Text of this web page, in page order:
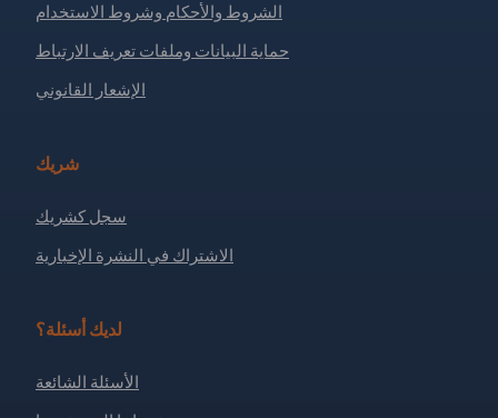
الشروط والأحكام وشروط الاستخدام
حماية البيانات وملفات تعريف الارتباط
الإشعار القانوني
شريك
سجل كشريك
الاشتراك في النشرة الإخبارية
لديك أسئلة؟
الأسئلة الشائعة